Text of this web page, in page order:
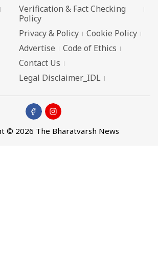
Verification & Fact Checking
Policy
Privacy & Policy
Cookie Policy
Advertise
Code of Ethics
Contact Us
Legal Disclaimer_IDL
© 2026 The Bharatvarsh News